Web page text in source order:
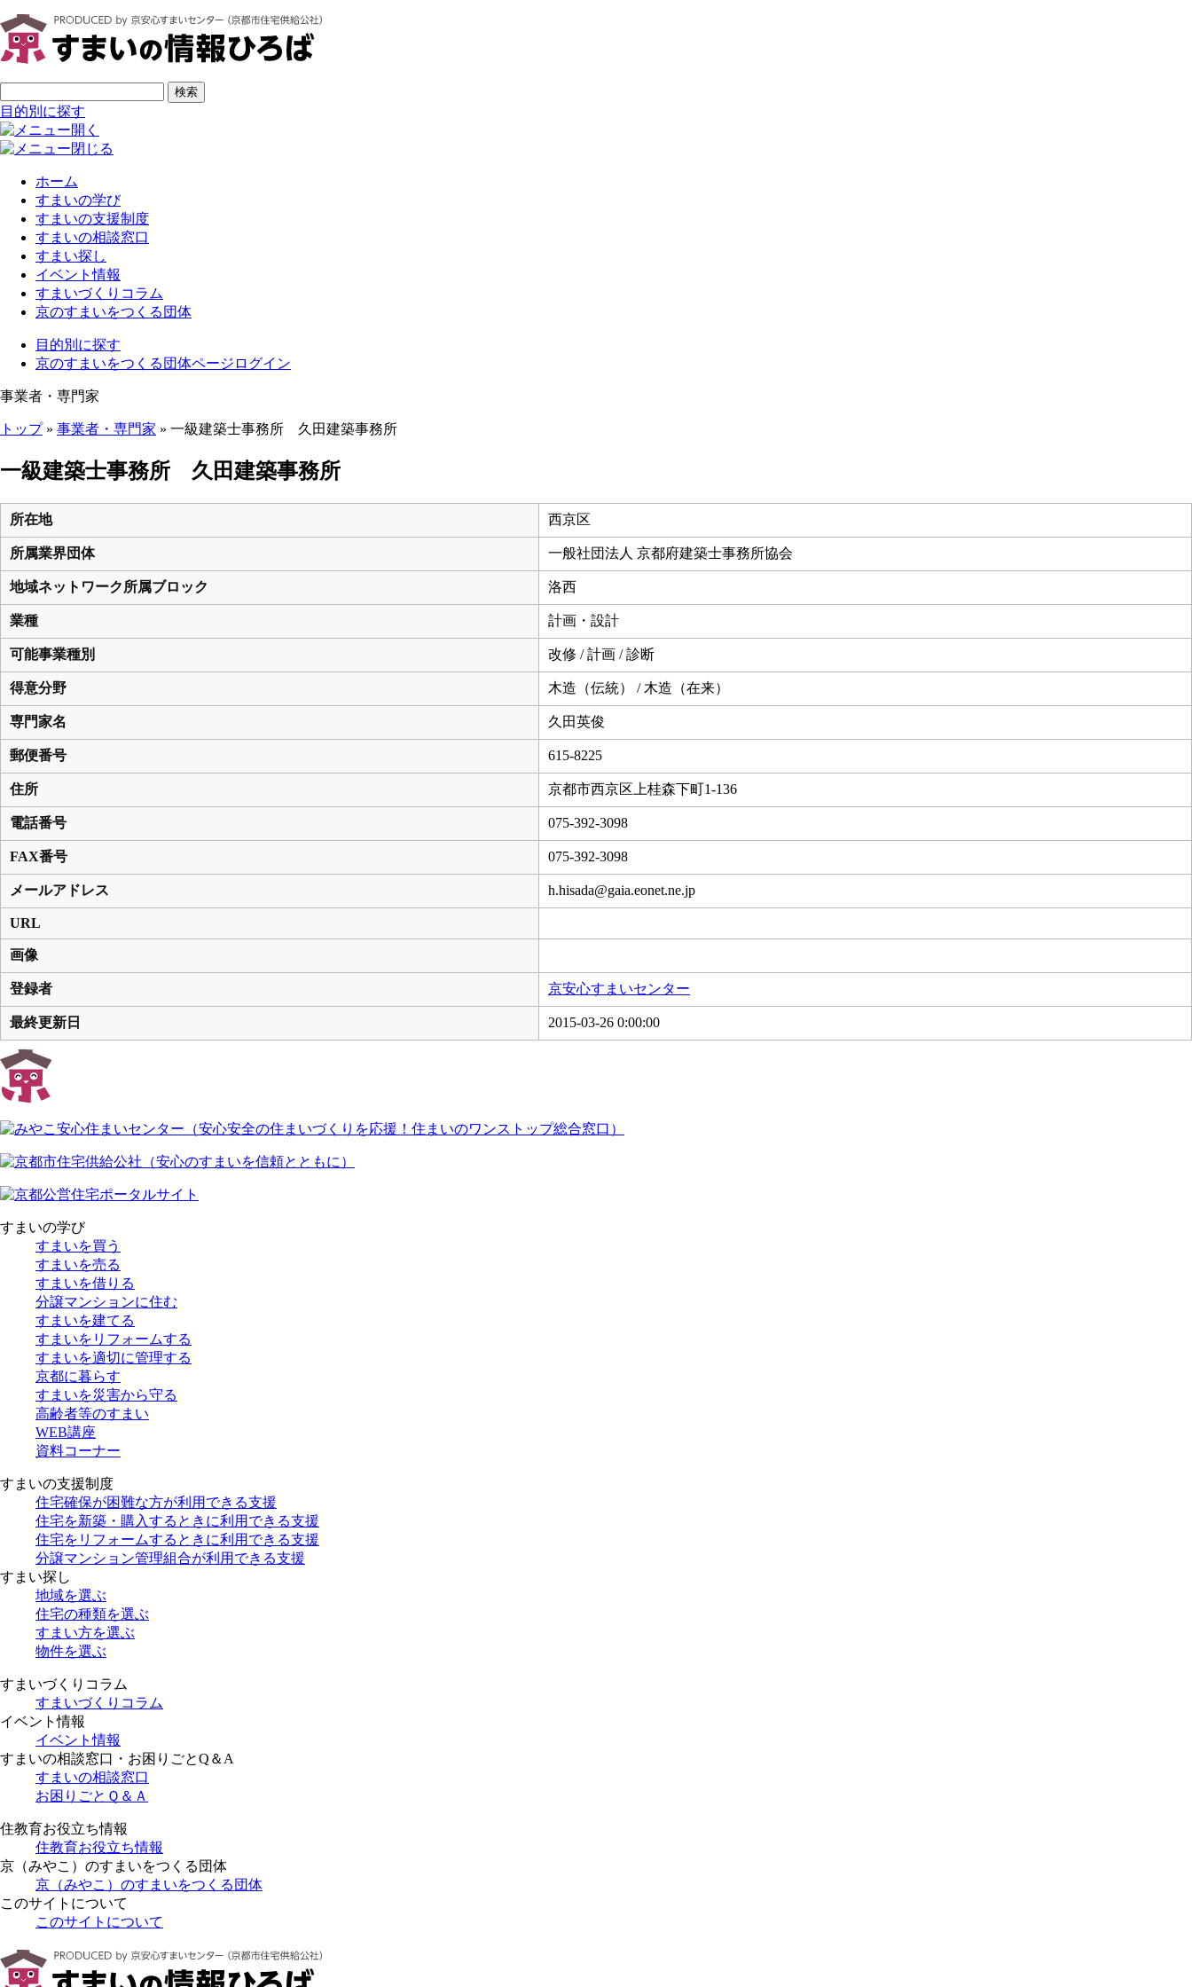
ページの先頭です
検索
目的別に探す
ホーム
すまいの学び
すまいの支援制度
すまいの相談窓口
すまい探し
イベント情報
すまいづくりコラム
京のすまいをつくる団体
目的別に探す
京のすまいをつくる団体ページログイン
事業者・専門家
トップ» 事業者・専門家 » 一級建築士事務所 久田建築事務所
ここから本文です。
一級建築士事務所 久田建築事務所
所在地 西京区
所属業界団体 一般社団法人 京都府建築士事務所協会
地域ネットワーク所属ブロック 洛西
業種 計画・設計
可能事業種別 改修 / 計画 / 診断
得意分野 木造（伝統） / 木造（在来）
専門家名 久田英俊
郵便番号 615-8225
住所 京都市西京区上桂森下町1-136
電話番号 075-392-3098
FAX番号 075-392-3098
メールアドレス h.hisada@gaia.eonet.ne.jp
URL
画像
登録者 京安心すまいセンター
最終更新日 2015-03-26 0:00:00
すまいの学び
すまいを買う
すまいを売る
すまいを借りる
分譲マンションに住む
すまいを建てる
すまいをリフォームする
すまいを適切に管理する
京都に暮らす
すまいを災害から守る
高齢者等のすまい
WEB講座
資料コーナー
すまいの支援制度
住宅確保が困難な方が利用できる支援
住宅を新築・購入するときに利用できる支援
住宅をリフォームするときに利用できる支援
分譲マンション管理組合が利用できる支援
すまい探し
地域を選ぶ
住宅の種類を選ぶ
すまい方を選ぶ
物件を選ぶ
すまいづくりコラム
すまいづくりコラム
イベント情報
イベント情報
すまいの相談窓口・お困りごとQ＆A
すまいの相談窓口
お困りごとＱ＆Ａ
住教育お役立ち情報
住教育お役立ち情報
京（みやこ）のすまいをつくる団体
京（みやこ）のすまいをつくる団体
このサイトについて
このサイトについて